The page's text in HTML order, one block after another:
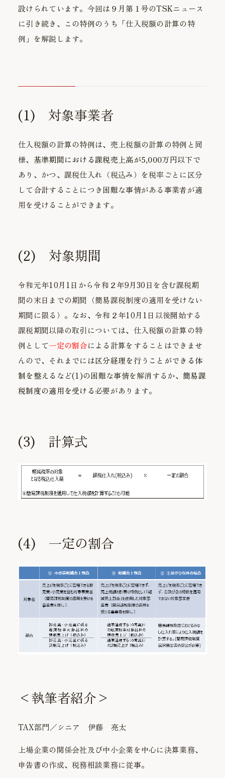
設けられています。今回は９月第１号のTSKニュース
に引き続き、この特例のうち「仕入税額の計算の特
例」を解説します。
(1) 対象事業者
仕入税額の計算の特例は、売上税額の計算の特例と同
様、 基準期間における課税売上高が5,000万円以下で
あり、かつ、課税仕入れ（税込み）を税率ごとに区分
して合計することにつき困難な事情がある事業者が適
用を受けることができます。
(2) 対象期間
令和元年10月1日から令和２年9月30日を含む課税期
間の末日までの期間（簡易課税制度の適用を受けない
期間に限る）。なお、令和２年10月1日以後開始する
課税期間以降の取引については、仕入税額の計算の特
例として一定の割合による計算をすることはできませ
んので、それまでには区分経理を行うことができる体
制を整える など(1)の困難な事情を解消するか、 簡易課
税制度の適用を受ける必要があります。
(3) 計算式
(4) 一定の割合
<執筆者紹介>
TAX部門／シニア 伊藤 亮太
上場企業の関係会社及び中小企業を中心に決算業務、
申告書の作成、税務相談業務に従事。